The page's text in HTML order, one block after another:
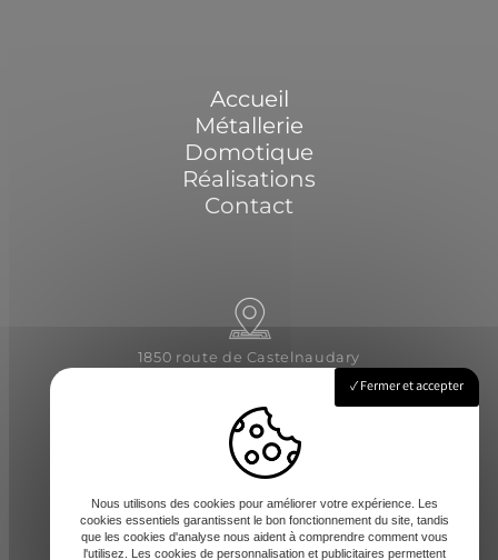
Accueil
Métallerie
Domotique
Réalisations
Contact
1850 route de Castelnaudary
Fermer et accepter
Nous utilisons des cookies pour améliorer votre expérience. Les
cookies essentiels garantissent le bon fonctionnement du site, tandis
que les cookies d'analyse nous aident à comprendre comment vous
l'utilisez. Les cookies de personnalisation et publicitaires permettent